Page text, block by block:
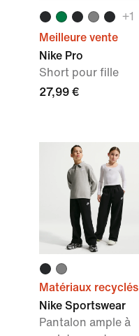
+1
Meilleure vente
Nike Pro
Short pour fille
27,99 €
Matériaux recyclés
Nike Sportswear
Pantalon ample à